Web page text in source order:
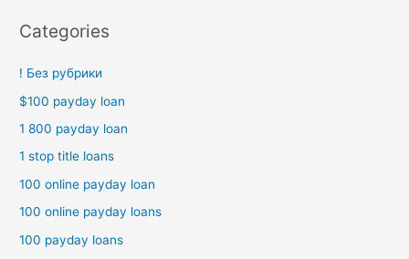
Categories
! Без рубрики
$100 payday loan
1 800 payday loan
1 stop title loans
100 online payday loan
100 online payday loans
100 payday loans